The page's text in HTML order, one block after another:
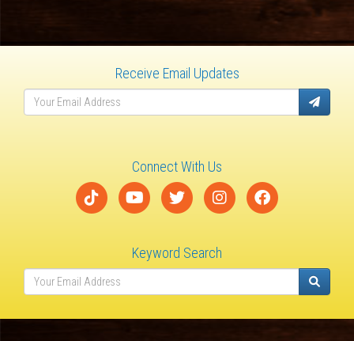
Receive Email Updates
Connect With Us
Keyword Search